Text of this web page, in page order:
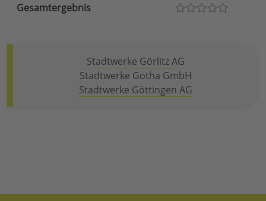
Gesamtergebnis
Stadtwerke Görlitz AG
Stadtwerke Gotha GmbH
Stadtwerke Göttingen AG